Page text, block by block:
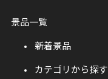
景品一覧
新着景品
カテゴリから探す